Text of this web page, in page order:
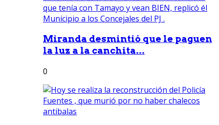
Miranda desmintió que le paguen
la luz a la canchita...
0